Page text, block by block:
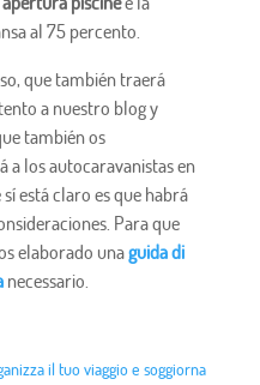
al 75 percento.
que también traerá
a nuestro blog y
también os
a los autocaravanistas en
está claro es que habrá
Para que
elaborado unaguida di
necessario.
il tuo viaggio e soggiorna